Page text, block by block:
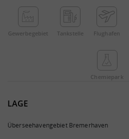
Gewerbe­gebiet Tankstelle Flughafen
Chemie­park
LAGE
Überseehavengebiet Bremerhaven